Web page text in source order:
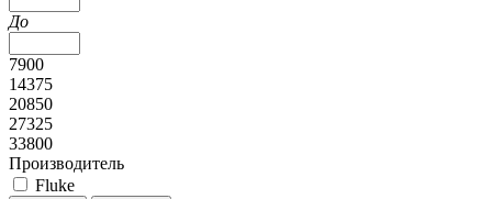
До
7900
14375
20850
27325
33800
Производитель
Fluke